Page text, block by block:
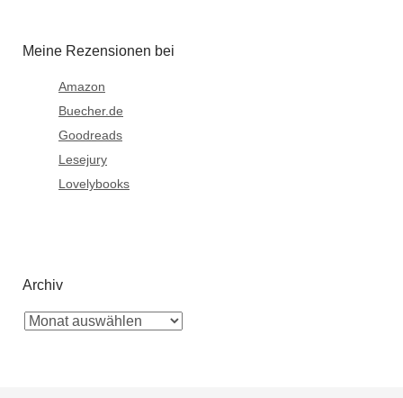
Meine Rezensionen bei
Amazon
Buecher.de
Goodreads
Lesejury
Lovelybooks
Archiv